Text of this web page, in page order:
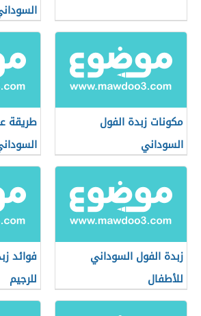
مكونات زبدة الفول
السوداني
طريقة
زبدة الفول السوداني
للأطفال
فوائد
للرجيم